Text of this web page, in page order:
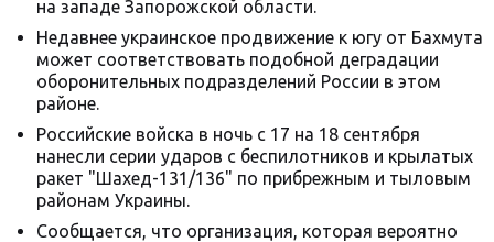
на западе Запорожской области.
Недавнее украинское продвижение к югу от Бахмута
может соответствовать подобной деградации
оборонительных подразделений России в этом
районе.
Российские войска в ночь с 17 на 18 сентября
нанесли серии ударов с беспилотников и крылатых
ракет "Шахед-131/136" по прибрежным и тыловым
районам Украины.
Сообщается, что организация, которая вероятно